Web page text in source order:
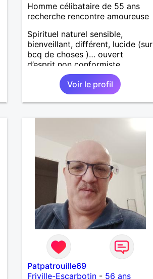
Homme célibataire de 55 ans
recherche rencontre amoureuse
Spirituel naturel sensible,
bienveillant, différent, lucide (sur
bcq de choses )… ouvert
d’esprit non conformiste.
Recherche en l’autre un peu la
même chose…Voir le profil
Patpatrouille69
Friville-Escarbotin - 56 ans